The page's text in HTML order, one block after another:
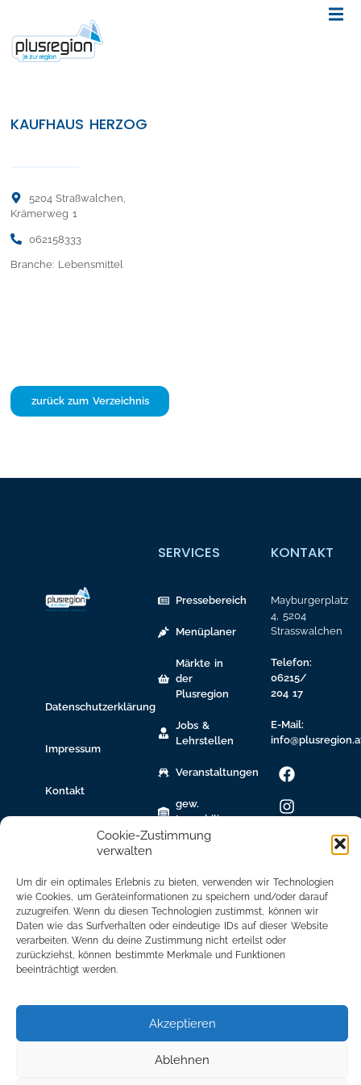
Cookie-Zustimmung
verwalten
Um dir ein optimales Erlebnis zu bieten, verwenden wir Technologien
wie Cookies, um Geräteinformationen zu speichern und/oder darauf
zuzugreifen. Wenn du diesen Technologien zustimmst, können wir
Daten wie das Surfverhalten oder eindeutige IDs auf dieser Website
verarbeiten. Wenn du deine Zustimmung nicht erteilst oder
zurückziehst, können bestimmte Merkmale und Funktionen
beeinträchtigt werden.
Akzeptieren
Ablehnen
KAUFHAUS HERZOG
5204 Straßwalchen,
Krämerweg 1
062158333
Branche: Lebensmittel
zurück zum Verzeichnis
Datenschutzerklärung
Impressum
Kontakt
SERVICES
Pressebereich
Menüplaner
Märkte in
der
Plusregion
Jobs &
Lehrstellen
Veranstaltungen
gew.
Immobilien
Newsletter
Anmeldung
Mitglied
werden
KONTAKT
Mayburgerplatz
4, 5204
Strasswalchen
Telefon:
06215/
204 17
E-Mail: